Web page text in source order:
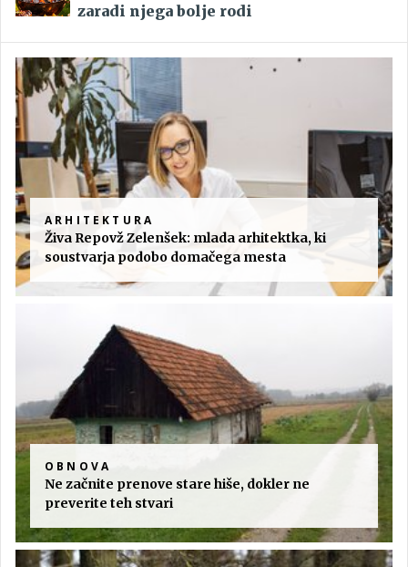
zaradi njega bolje rodi
ARHITEKTURA
Živa Repovž Zelenšek: mlada arhitektka, ki
soustvarja podobo domačega mesta
OBNOVA
Ne začnite prenove stare hiše, dokler ne
preverite teh stvari